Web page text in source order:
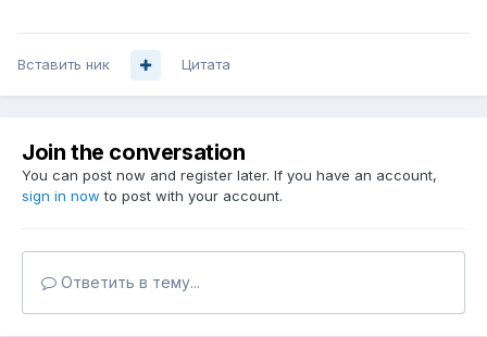
Вставить ник Цитата
Join the conversation
You can post now and register later. If you have an account,
sign in now to post with your account.
Ответить в тему...